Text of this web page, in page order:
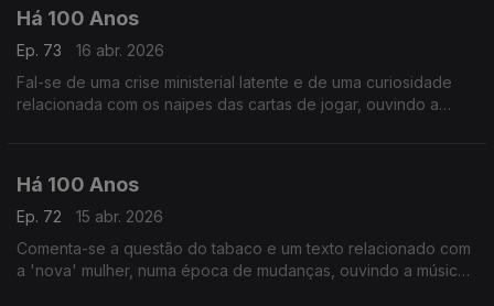
Há 100 Anos
Ep. 73
16 abr. 2026
Fal-se de uma crise ministerial latente e de uma curiosidade
relacionada com os naipes das cartas de jogar, ouvindo a
Há 100 Anos
Ep. 72
15 abr. 2026
Comenta-se a questão do tabaco e um texto relacionado com
a 'nova' mulher, numa época de mudanças, ouvindo a música